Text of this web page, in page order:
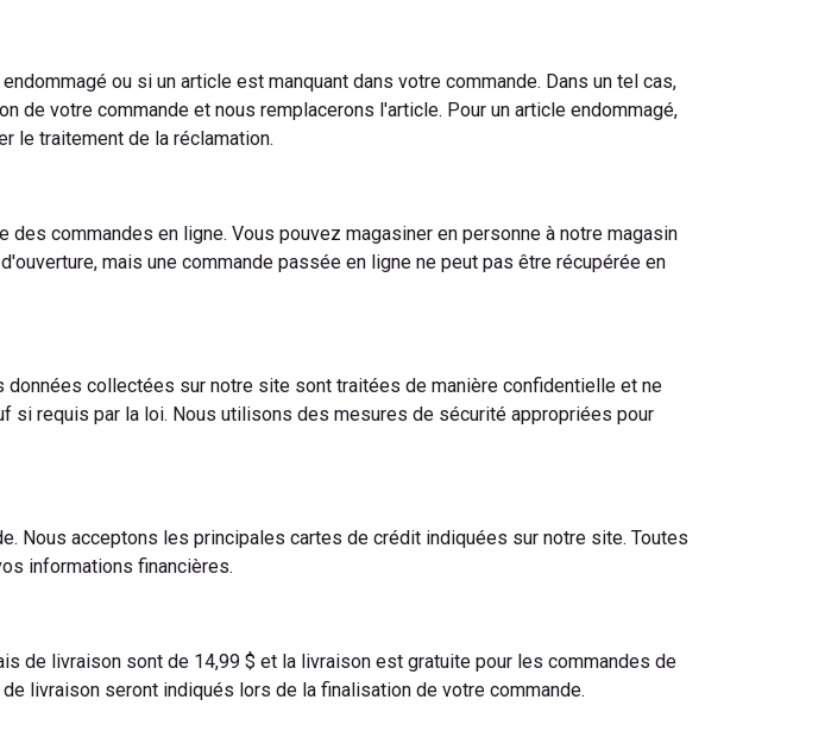
ou si un article est manquant dans votre commande. Dans un tel cas,
votre commande et nous remplacerons l'article. Pour un article endommagé,
le traitement de la réclamation.
commandes en ligne. Vous pouvez magasiner en personne à notre magasin
mais une commande passée en ligne ne peut pas être récupérée en
collectées sur notre site sont traitées de manière confidentielle et ne
requis par la loi. Nous utilisons des mesures de sécurité appropriées pour
Nous acceptons les principales cartes de crédit indiquées sur notre site. Toutes
informations financières.
de livraison sont de 14,99 $ et la livraison est gratuite pour les commandes de
livraison seront indiqués lors de la finalisation de votre commande.